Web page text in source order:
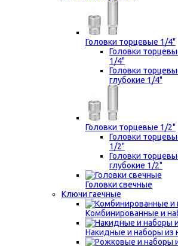
Головки торцевые 1/4"
Головки
1/4"
Головки
глубокие 1/4"
Головки торцевые 1/2"
Головки
1/2"
Головки
глубокие 1/2"
Головки свечные
Ключи гаечные
Комбинированные и
Накидные и наборы из